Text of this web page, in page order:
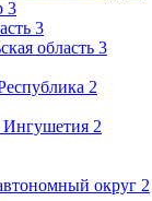
3
3
область 3
2
Ингушетия 2
округ 2